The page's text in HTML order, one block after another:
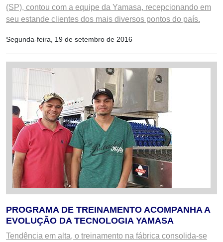
(SP), contou com a equipe da Yamasa, recepcionando em
seu estande clientes dos mais diversos pontos do país.
Segunda-feira, 19 de setembro de 2016
PROGRAMA DE TREINAMENTO ACOMPANHA A
EVOLUÇÃO DA TECNOLOGIA YAMASA
Tendência em alta, o treinamento na fábrica consolida-se